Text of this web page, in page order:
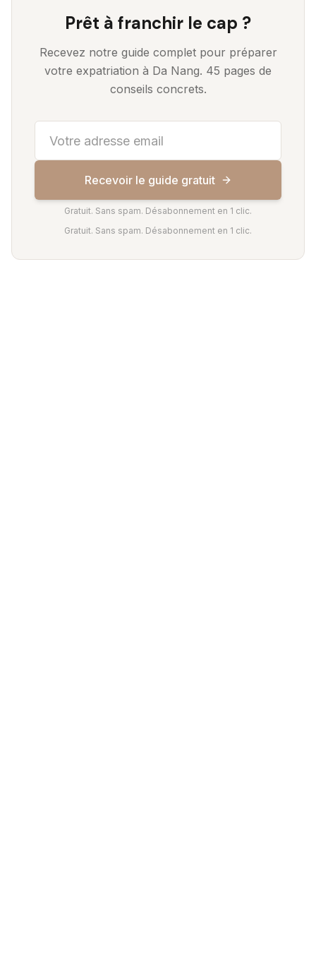
Prêt à franchir le cap ?
Recevez notre guide complet pour préparer
votre expatriation à Da Nang. 45 pages de
conseils concrets.
Recevoir le guide gratuit
Gratuit. Sans spam. Désabonnement en 1 clic.
Gratuit. Sans spam. Désabonnement en 1 clic.